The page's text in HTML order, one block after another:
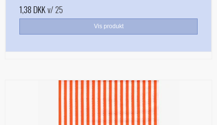
1,38 DKKv/ 25
Vis produkt